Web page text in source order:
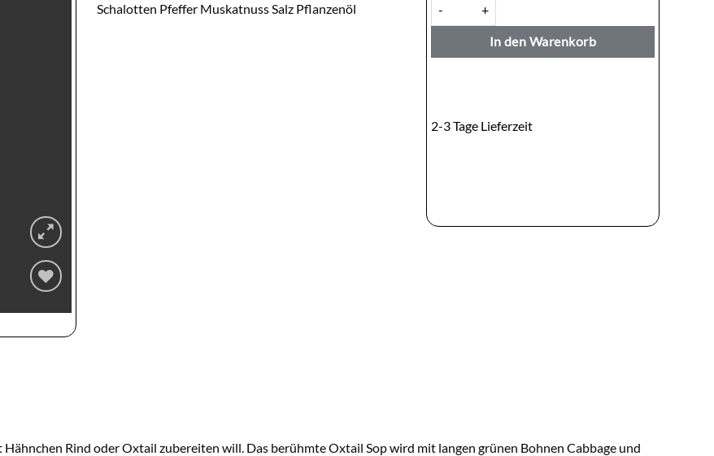
hinzufügen
Schalotten Pfeffer Muskatnuss Salz Pflanzenöl
In den Warenkorb
2-3 Tage Lieferzeit
Rind oder Oxtail zubereiten will. Das berühmte Oxtail Sop wird mit langen grünen Bohnen Cabbage und